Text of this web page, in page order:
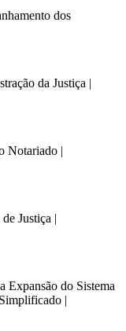
dos
da Justiça |
Notariado |
Justiça |
Expansão do Sistema
|